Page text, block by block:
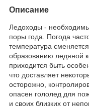
Описание
Ледоходы -
поры года. Погода
температура
образованию ледяной
приходится быть
что доставляет
осторожно,
опасен гололед для
и своих близких от